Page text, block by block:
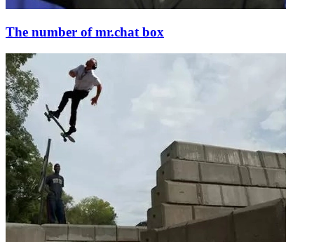
The number of mr.chat box